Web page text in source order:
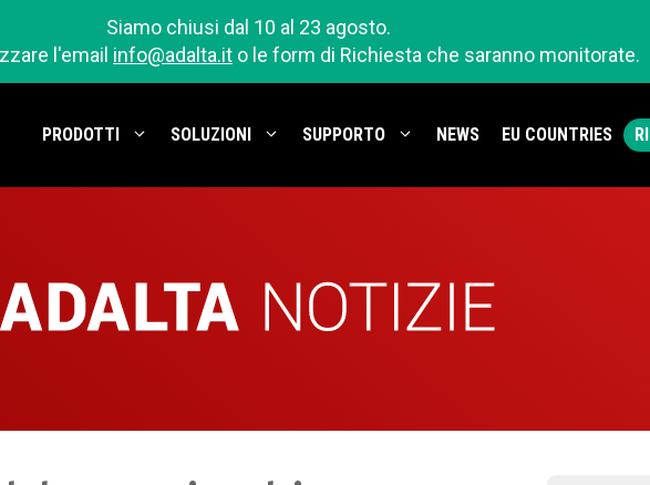
Siamo chiusi dal 10 al 23 agosto.
l'email info@adalta.it o le form di Richiesta che saranno monitorate.
PRODOTTI SOLUZIONI SUPPORTO NEWS EU COUNTRIES